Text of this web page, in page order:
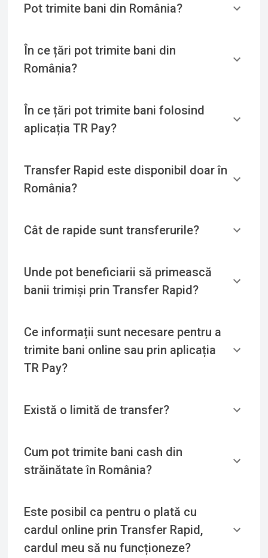
Pot trimite bani din România?
În ce țări pot trimite bani din
România?
În ce țări pot trimite bani folosind
aplicația TR Pay?
Transfer Rapid este disponibil doar în
România?
Cât de rapide sunt transferurile?
Unde pot beneficiarii să primească
banii trimiși prin Transfer Rapid?
Ce informații sunt necesare pentru a
trimite bani online sau prin aplicația
TR Pay?
Există o limită de transfer?
Cum pot trimite bani cash din
străinătate în România?
Este posibil ca pentru o plată cu
cardul online prin Transfer Rapid,
cardul meu să nu funcționeze?